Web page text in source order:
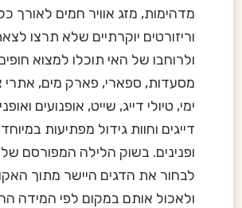
מדהימות, מזג אוויר חמים לאורך
וריזורטים יוקרתיים שלא תרצו
ולרוחבו של האי תוכלו למצוא
מסעדות, ספארי, פארק מים, אתרי
ימי, טיולי דייג, שייט, אופנועים
דייגים וחוות גידול מפתיעות
ופנינים. בשוק הלילה המפורסם של
לבחור את הדגים היישר מתוך
ולאכול אותם במקום לפי המידה